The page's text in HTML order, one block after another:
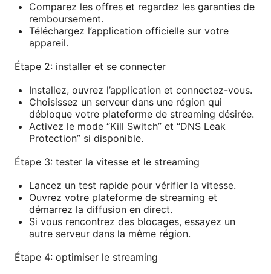
Comparez les offres et regardez les garanties de
remboursement.
Téléchargez l’application officielle sur votre
appareil.
Étape 2: installer et se connecter
Installez, ouvrez l’application et connectez-vous.
Choisissez un serveur dans une région qui
débloque votre plateforme de streaming désirée.
Activez le mode “Kill Switch” et “DNS Leak
Protection” si disponible.
Étape 3: tester la vitesse et le streaming
Lancez un test rapide pour vérifier la vitesse.
Ouvrez votre plateforme de streaming et
démarrez la diffusion en direct.
Si vous rencontrez des blocages, essayez un
autre serveur dans la même région.
Étape 4: optimiser le streaming